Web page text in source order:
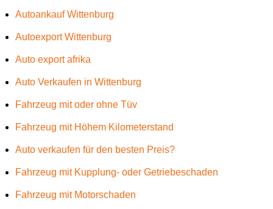
Autoankauf Wittenburg
Autoexport Wittenburg
Auto export afrika
Auto Verkaufen in Wittenburg
Fahrzeug mit oder ohne Tüv
Fahrzeug mit Höhem Kilometerstand
Auto verkaufen für den besten Preis?
Fahrzeug mit Kupplung- oder Getriebeschaden
Fahrzeug mit Motorschaden